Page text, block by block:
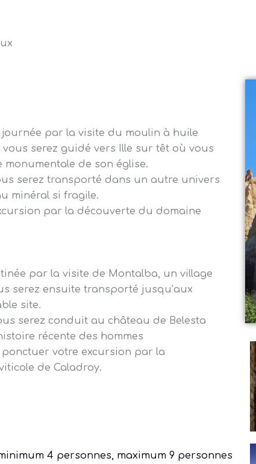
journée par la visite du moulin à huile
serez guidé vers Ille sur têt où vous
monumentale de son église.
serez transporté dans un autre univers
minéral si fragile.
par la découverte du domaine
par la visite de Montalba, un village
serez ensuite transporté jusqu’aux
site.
serez conduit au château de Belesta
récente des hommes
votre excursion par la
de Caladroy.
4 personnes, maximum 9 personnes